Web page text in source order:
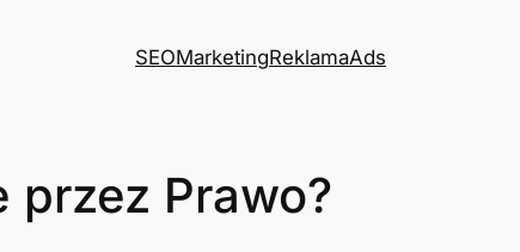
SEOMarketingReklamaAds
przez Prawo?